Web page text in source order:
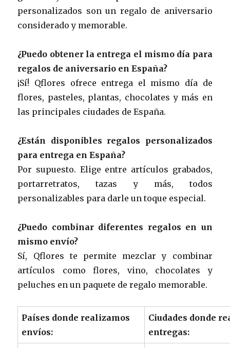
personalizados son un regalo de aniversario
considerado y memorable.
¿Puedo obtener la entrega el mismo día para
regalos de aniversario en España?
¡Sí! Qflores ofrece entrega el mismo día de
flores, pasteles, plantas, chocolates y más en
las principales ciudades de España.
¿Están disponibles regalos personalizados
para entrega en España?
Por supuesto. Elige entre artículos grabados,
portarretratos, tazas y más, todos
personalizables para darle un toque especial.
¿Puedo combinar diferentes regalos en un
mismo envío?
Sí, Qflores te permite mezclar y combinar
artículos como flores, vino, chocolates y
peluches en un paquete de regalo memorable.
Países donde realizamos
envíos:
Ciudades donde
entregas: